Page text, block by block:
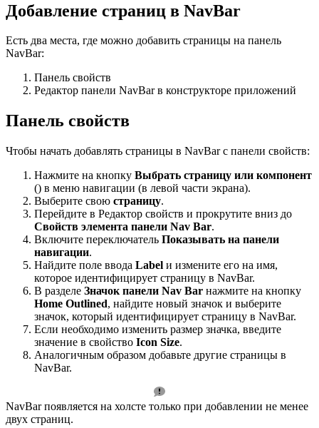
Добавление страниц в NavBar
Есть два места, где можно добавить страницы на панель
NavBar:
Панель свойств
Редактор панели NavBar в конструкторе приложений
Панель свойств
Чтобы начать добавлять страницы в NavBar с панели свойств:
Нажмите на кнопку Выбрать страницу или компонент
() в меню навигации (в левой части экрана).
Выберите свою страницу.
Перейдите в Редактор свойств и прокрутите вниз до
Свойств элемента панели Nav Bar.
Включите переключатель Показывать на панели
навигации.
Найдите поле ввода Label и измените его на имя,
которое идентифицирует страницу в NavBar.
В разделе Значок панели Nav Bar нажмите на кнопку
Home Outlined, найдите новый значок и выберите
значок, который идентифицирует страницу в NavBar.
Если необходимо изменить размер значка, введите
значение в свойство Icon Size.
Аналогичным образом добавьте другие страницы в
NavBar.
NavBar появляется на холсте только при добавлении не менее
двух страниц.